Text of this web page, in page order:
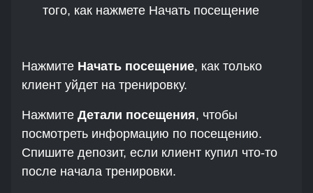
того, как нажмете Начать посещение
Нажмите Начать посещение, как только
клиент уйдет на тренировку.
Нажмите Детали посещения, чтобы
посмотреть информацию по посещению.
Спишите депозит, если клиент купил что-то
после начала тренировки.